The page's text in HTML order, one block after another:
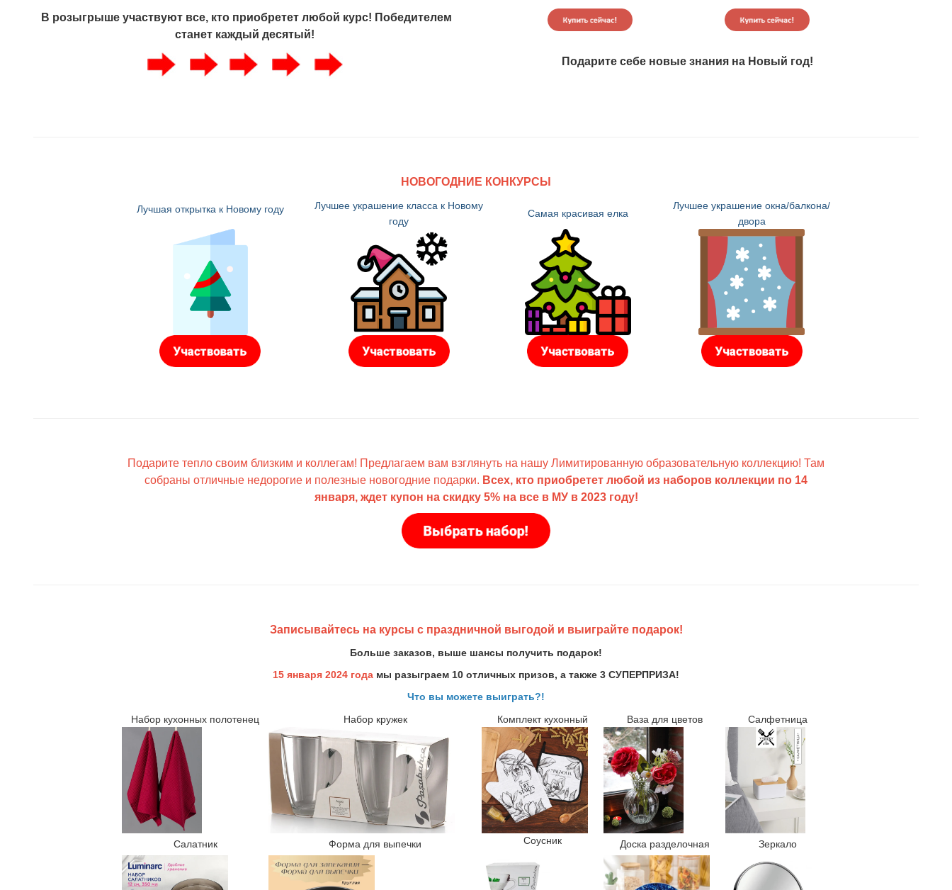
В розыгрыше участвуют все, кто приобретет любой курс! Победителем
станет каждый десятый!
Подарите себе новые знания на Новый год!
НОВОГОДНИЕ КОНКУРСЫ
Лучшая открытка к Новому году
Лучшее украшение класса к Новому
году
Самая красивая елка
Лучшее украшение окна/балкона/
двора
Подарите тепло своим близким и коллегам! Предлагаем вам взглянуть на нашу Лимитированную образовательную коллекцию! Там
собраны отличные недорогие и полезные новогодние подарки. Всех, кто приобретет любой из наборов коллекции по 14
января, ждет купон на скидку 5% на все в МУ в 2023 году!
Записывайтесь на курсы с праздничной выгодой и выиграйте подарок!
Больше заказов, выше шансы получить подарок!
15 января 2024 года мы разыграем 10 отличных призов, а также 3 СУПЕРПРИЗА!
Что вы можете выиграть?!
Набор кухонных полотенец
Набор кружек Комплект кухонный Ваза для цветов Салфетница
Салатник Форма для выпечки Соусник Доска разделочная Зеркало